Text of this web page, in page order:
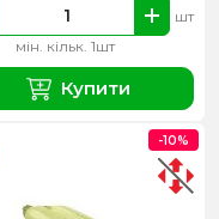
мін. кільк. 1шт
шт
Купити
-10%